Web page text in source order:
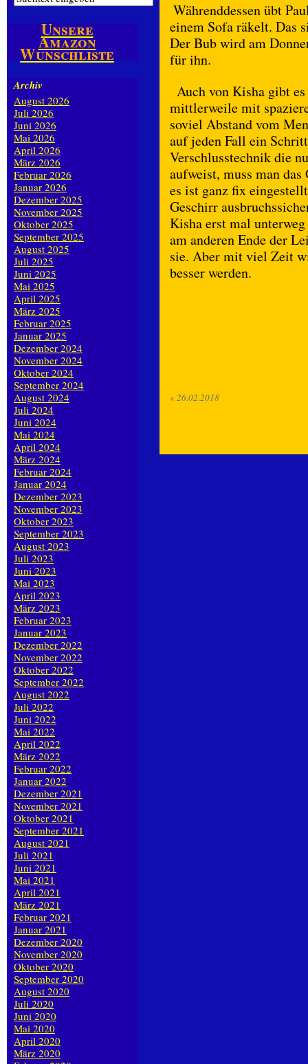
Währenddessen übt
einem Sofa räkelt. Das
Der Bub wird am
für ihn.
Auch von Kisha gibt
mittlerweile mit
soviel Abstand vom
auf jeden Fall ein
Verschlusstechnik die
aufweist, muss man
es ist ganz fix
Geschirr
Kisha erst mal
am anderen Ende der
sie. Aber mit viel Zeit
besser werden.
« 26.02.2018
Unsere
Amazon
Wunschliste
Archiv
August 2026
Juli 2026
Juni 2026
Mai 2026
April 2026
März 2026
Februar 2026
Januar 2026
Dezember 2025
November 2025
Oktober 2025
September 2025
August 2025
Juli 2025
Juni 2025
Mai 2025
April 2025
März 2025
Februar 2025
Januar 2025
Dezember 2024
November 2024
Oktober 2024
September 2024
August 2024
Juli 2024
Juni 2024
Mai 2024
April 2024
März 2024
Februar 2024
Januar 2024
Dezember 2023
November 2023
Oktober 2023
September 2023
August 2023
Juli 2023
Juni 2023
Mai 2023
April 2023
März 2023
Februar 2023
Januar 2023
Dezember 2022
November 2022
Oktober 2022
September 2022
August 2022
Juli 2022
Juni 2022
Mai 2022
April 2022
März 2022
Februar 2022
Januar 2022
Dezember 2021
November 2021
Oktober 2021
September 2021
August 2021
Juli 2021
Juni 2021
Mai 2021
April 2021
März 2021
Februar 2021
Januar 2021
Dezember 2020
November 2020
Oktober 2020
September 2020
August 2020
Juli 2020
Juni 2020
Mai 2020
April 2020
März 2020